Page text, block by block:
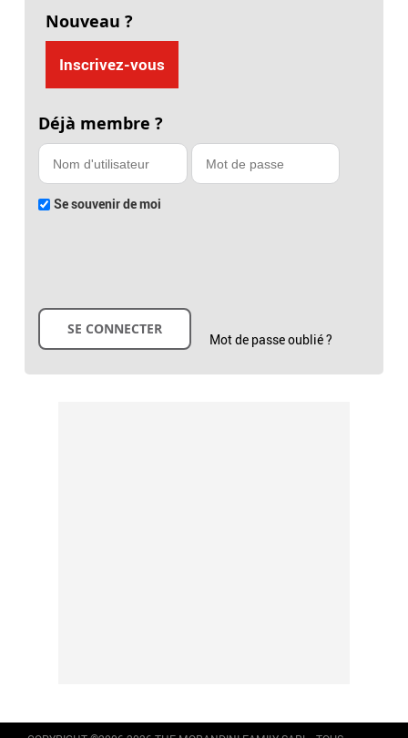
Nouveau ?
Inscrivez-vous
Déjà membre ?
Se souvenir de moi
Mot de passe oublié ?